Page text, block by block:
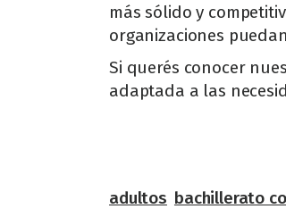
más sólido y
organizaciones
Si querés conocer
adaptada a las
adultos bachillerato